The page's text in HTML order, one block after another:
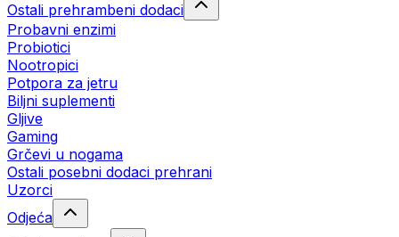
Ostali prehrambeni dodaci
Probavni enzimi
Probiotici
Nootropici
Potpora za jetru
Biljni suplementi
Gljive
Gaming
Grčevi u nogama
Ostali posebni dodaci prehrani
Uzorci
Odjeća